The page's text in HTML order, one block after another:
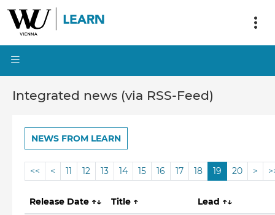
Integrated news (via RSS-Feed)
NEWS FROM LEARN
<< < 11 12 13 14 15 16 17 18 19 20 >
Release Date ↑↓ Title ↑ Lead ↑↓